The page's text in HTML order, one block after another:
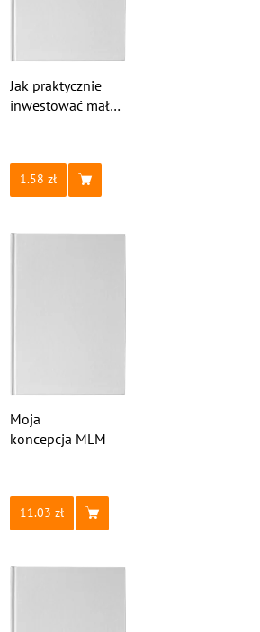
Jak praktycznie
inwestować małe
1.58
Moja
koncepcja MLM
11.03